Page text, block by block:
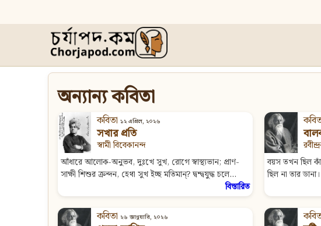
অন্যান্য কবিতা
কবিতা ১২ এপ্রিল, ২০২৬
সখার প্রতি
স্বামী বিবেকানন্দ
আঁধারে আলোক-অনুভব, দুঃখে সুখ, রোগে স্বাস্থ্যভান; প্রাণ-
সাক্ষী শিশুর ক্রন্দন, হেথা সুখ ইচ্ছ মতিমান্? দ্বন্দ্বযুদ্ধ চলে...
বিস্তারিত
বয়স তখন ছিল
ছিল না তার
কবিতা ২৬ জানুয়ারি, ২০২৬